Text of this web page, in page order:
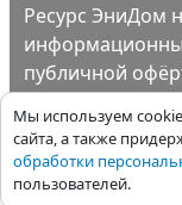
Мы используем
сайта, а также
обработки
пользователей.
Ресурс ЭниДом
публичной
Политика
Все права